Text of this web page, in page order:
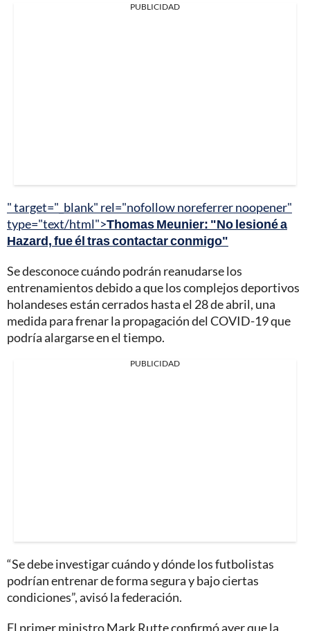
PUBLICIDAD
" target="_blank" rel="nofollow noreferrer noopener"
type="text/html">Thomas Meunier: "No lesioné a
Hazard, fue él tras contactar conmigo"
Se desconoce cuándo podrán reanudarse los
entrenamientos debido a que los complejos deportivos
holandeses están cerrados hasta el 28 de abril, una
medida para frenar la propagación del COVID-19 que
podría alargarse en el tiempo.
PUBLICIDAD
“Se debe investigar cuándo y dónde los futbolistas
podrían entrenar de forma segura y bajo ciertas
condiciones”, avisó la federación.
El primer ministro Mark Rutte confirmó ayer que la